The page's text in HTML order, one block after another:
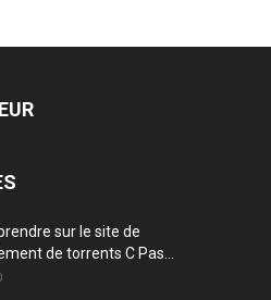
sur le site de
de torrents C Pas...